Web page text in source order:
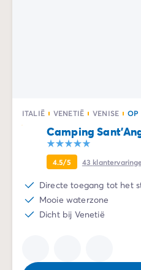
ITALIË VENETIË VENISE OP
Camping
4.5/5 43
Directe toegang tot het
Mooie waterzone
Dicht bij Venetië